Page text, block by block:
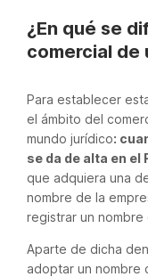
¿En qué se
comercial de
Para establecer
el ámbito del
mundo jurídico:
se da de alta en
que adquiera una
nombre de la
registrar un nombre
Aparte de dicha
adoptar un nombre